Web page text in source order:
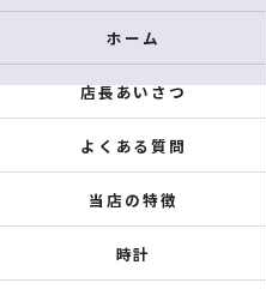
ホーム
店長あいさつ
よくある質問
当店の特徴
時計